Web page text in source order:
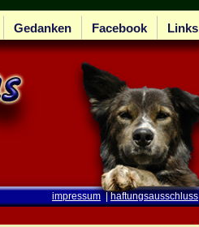
Gedanken Facebook Links
impressum|haftungsausschluss